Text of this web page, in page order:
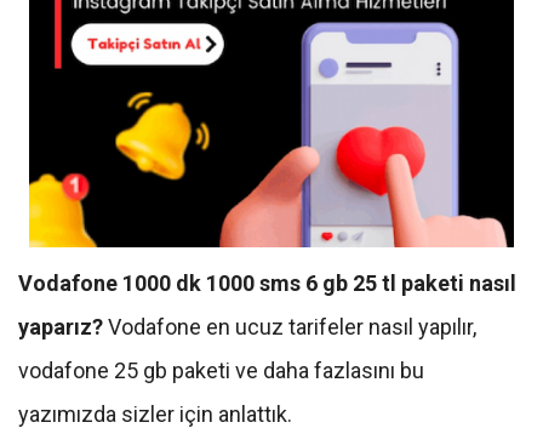
Vodafone 1000 dk 1000 sms 6 gb 25 tl paketi nasıl
yaparız?Vodafone en ucuz tarifeler nasıl yapılır,
vodafone 25 gb paketi ve daha fazlasını bu
yazımızda sizler için anlattık.